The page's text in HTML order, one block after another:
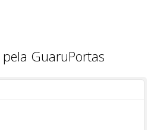
GuaruPortas